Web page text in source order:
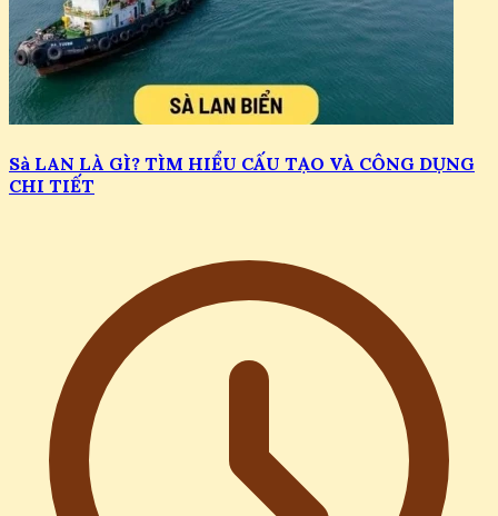
Sà LAN LÀ GÌ? TÌM HIỂU CẤU TẠO VÀ CÔNG DỤNG
CHI TIẾT